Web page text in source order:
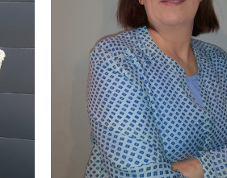
tenaz y resolutiva.
con esta nueva etapa
la que tiene mucho que
enseñar. Apasionada de
de las tradiciones
participando
activamente de las